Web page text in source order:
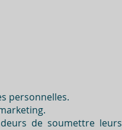
personnelles.
de soumettre leurs